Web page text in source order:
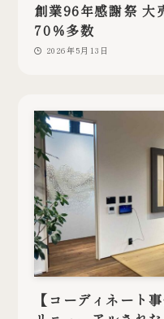
創業96年感謝祭 大
70％多数
2026年5月13日
【コーディネート